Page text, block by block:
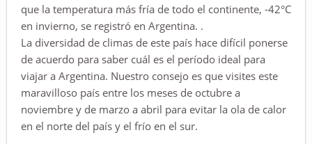
que la temperatura más fría de todo el continente, -42°C
en invierno, se registró en Argentina. .
La diversidad de climas de este país hace difícil ponerse
de acuerdo para saber cuál es el período ideal para
viajar a Argentina. Nuestro consejo es que visites este
maravilloso país entre los meses de octubre a
noviembre y de marzo a abril para evitar la ola de calor
en el norte del país y el frío en el sur.